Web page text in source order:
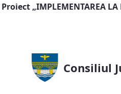
Proiect „IMPLEMENTAREA LA
Consiliul